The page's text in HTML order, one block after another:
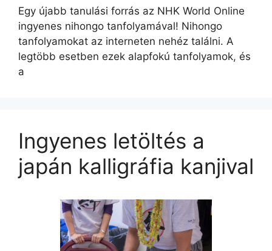
Egy újabb tanulási forrás az NHK World Online
ingyenes nihongo tanfolyamával! Nihongo
tanfolyamokat az interneten nehéz találni. A
legtöbb esetben ezek alapfokú tanfolyamok, és
a
Ingyenes letöltés a
japán kalligráfia kanjival